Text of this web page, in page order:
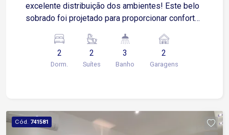
excelente distribuição dos ambientes! Este belo
sobrado foi projetado para proporcionar conforto
ambientes bem distribuídos e ótima iluminação
natural, é a opção ideal para quem busca um
imóvel pronto para morar. Características do
proporcionando praticidade e modernidade;
Lavabo; Área de serviço; Quintal com ótimo
2
Dorm.
2
Suítes
3
Banho
2
Garagens
Cód. 741581